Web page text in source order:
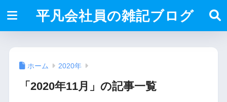
平凡会社員の雑記ブログ
ホーム 2020年
「2020年11月」の記事一覧